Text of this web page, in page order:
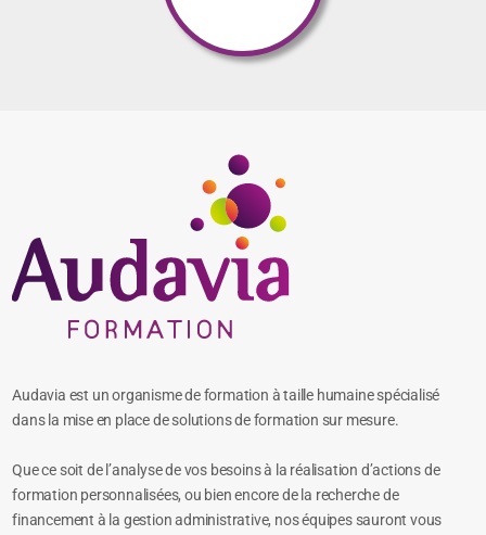
Audavia est un organisme de formation à taille humaine spécialisé
dans la mise en place de solutions de formation sur mesure.
Que ce soit de l’analyse de vos besoins à la réalisation d’actions de
formation personnalisées, ou bien encore de la recherche de
financement à la gestion administrative, nos équipes sauront vous